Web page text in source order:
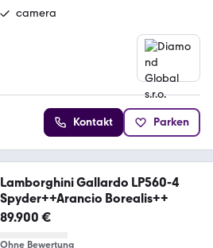
camera
Kontakt Parken
Lamborghini Gallardo LP560-4
Spyder++Arancio Borealis++
89.900 €
Ohne Bewertung